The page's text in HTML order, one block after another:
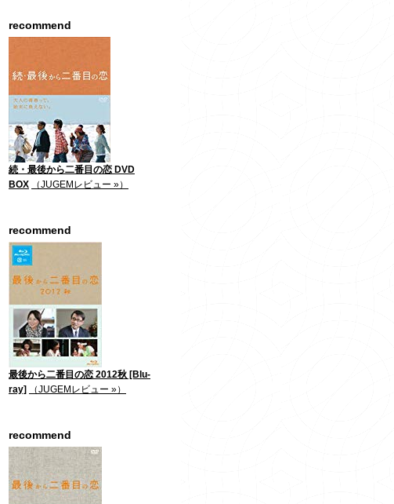
recommend
続・最後から二番目の恋 DVD
BOX
（JUGEMレビュー »）
recommend
最後から二番目の恋 2012秋 [Blu-
ray]
（JUGEMレビュー »）
recommend